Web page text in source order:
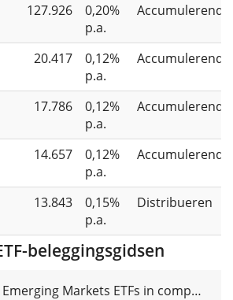
127.926
0,20%
p.a.
Accumulerend
20.417
0,12%
p.a.
Accumulerend
17.786
0,12%
p.a.
Accumulerend
14.657
0,12%
p.a.
Accumulerend
13.843
0,15%
p.a.
Distribueren
beleggingsgidsen
MSCI Emerging Markets ETFs in comparison